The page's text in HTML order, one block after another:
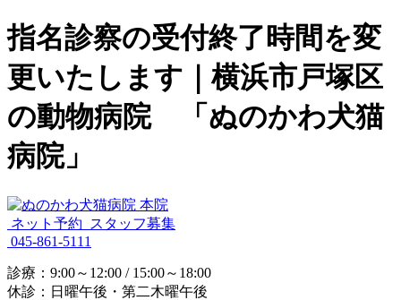
指名診察の受付終了時間を変
更いたします｜横浜市戸塚区
の動物病院 「ぬのかわ犬猫
病院」
ネット予約
スタッフ募集
045-861-5111
診療：9:00～12:00 / 15:00～18:00
休診：日曜午後・第二木曜午後